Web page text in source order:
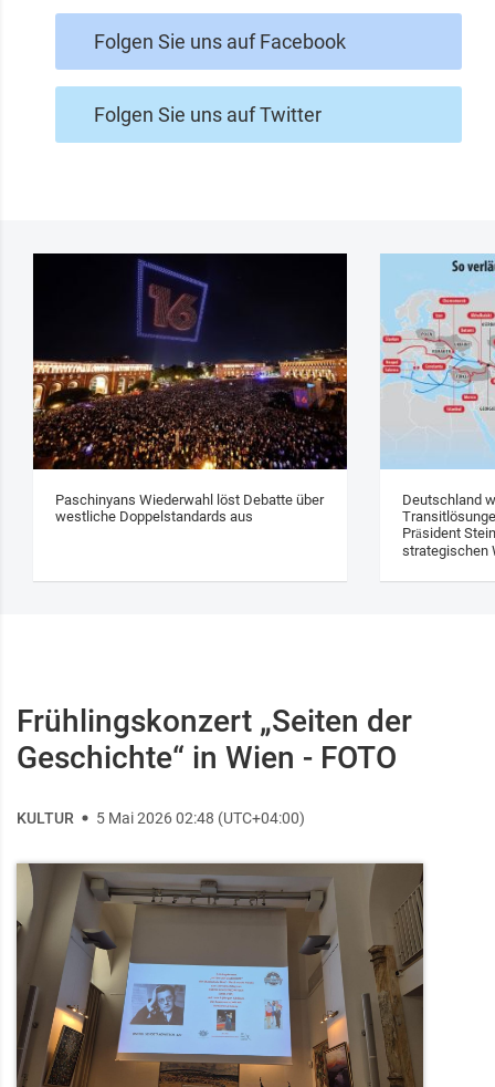
Folgen Sie uns auf Facebook
Folgen Sie uns auf Twitter
Paschinyans Wiederwahl löst Debatte über
westliche Doppelstandards aus
Deutschland
Präsident
strategischen
Frühlingskonzert „Seiten der
Geschichte“ in Wien - FOTO
KULTUR 5 Mai 2026 02:48 (UTC+04:00)